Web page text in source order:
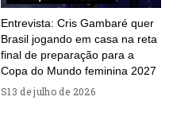
Entrevista: Cris Gambaré quer
Brasil jogando em casa na reta
final de preparação para a
Copa do Mundo feminina 2027
13 de julho de 2026